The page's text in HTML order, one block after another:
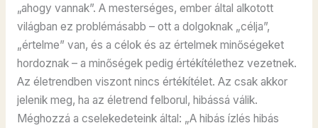
„ahogy vannak”. A mesterséges, ember által alkotott
világban ez problémásabb – ott a dolgoknak „célja”,
„értelme” van, és a célok és az értelmek minőségeket
hordoznak – a minőségek pedig értékítélethez vezetnek.
Az életrendben viszont nincs értékítélet. Az csak akkor
jelenik meg, ha az életrend felborul, hibássá válik.
Méghozzá a cselekedeteink által: „A hibás ízlés hibás